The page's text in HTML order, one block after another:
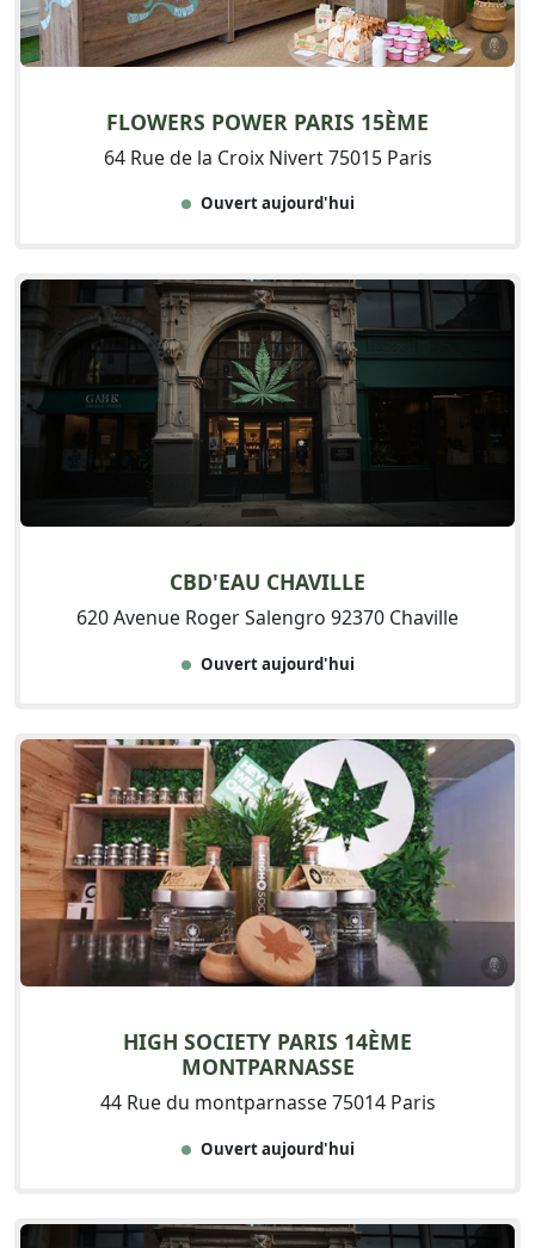
FLOWERS POWER PARIS 15ÈME
64 Rue de la Croix Nivert 75015 Paris
Ouvert aujourd'hui
CBD'EAU CHAVILLE
620 Avenue Roger Salengro 92370 Chaville
Ouvert aujourd'hui
HIGH SOCIETY PARIS 14ÈME
MONTPARNASSE
44 Rue du montparnasse 75014 Paris
Ouvert aujourd'hui